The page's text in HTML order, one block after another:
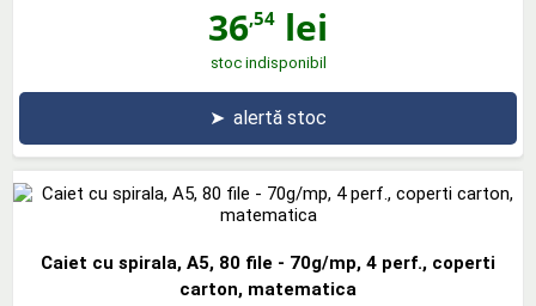
36,54 lei
stoc indisponibil
➤ alertă stoc
Caiet cu spirala, A5, 80 file - 70g/mp, 4 perf., coperti
carton, matematica